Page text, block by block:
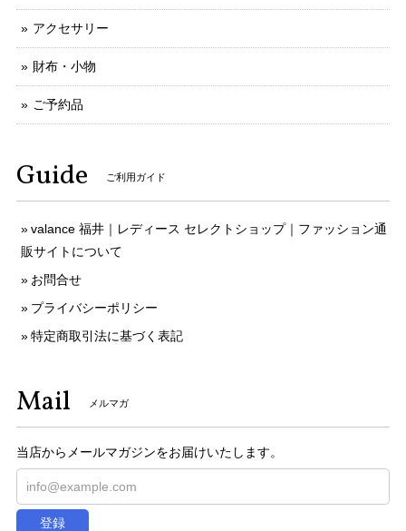
アクセサリー
財布・小物
ご予約品
Guide ご利用ガイド
valance 福井｜レディース セレクトショップ｜ファッション通
販サイトについて
お問合せ
プライバシーポリシー
特定商取引法に基づく表記
Mail メルマガ
当店からメールマガジンをお届けいたします。
登録